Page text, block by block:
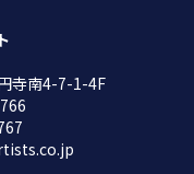
寺南4-7-1-4F